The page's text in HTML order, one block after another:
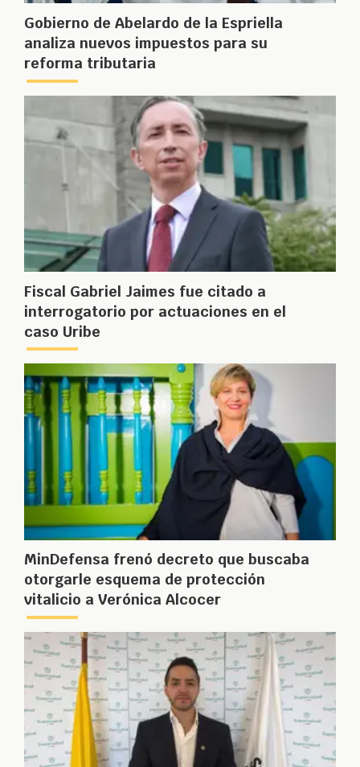
Gobierno de Abelardo de la Espriella
analiza nuevos impuestos para su
reforma tributaria
Fiscal Gabriel Jaimes fue citado a
interrogatorio por actuaciones en el
caso Uribe
MinDefensa frenó decreto que buscaba
otorgarle esquema de protección
vitalicio a Verónica Alcocer